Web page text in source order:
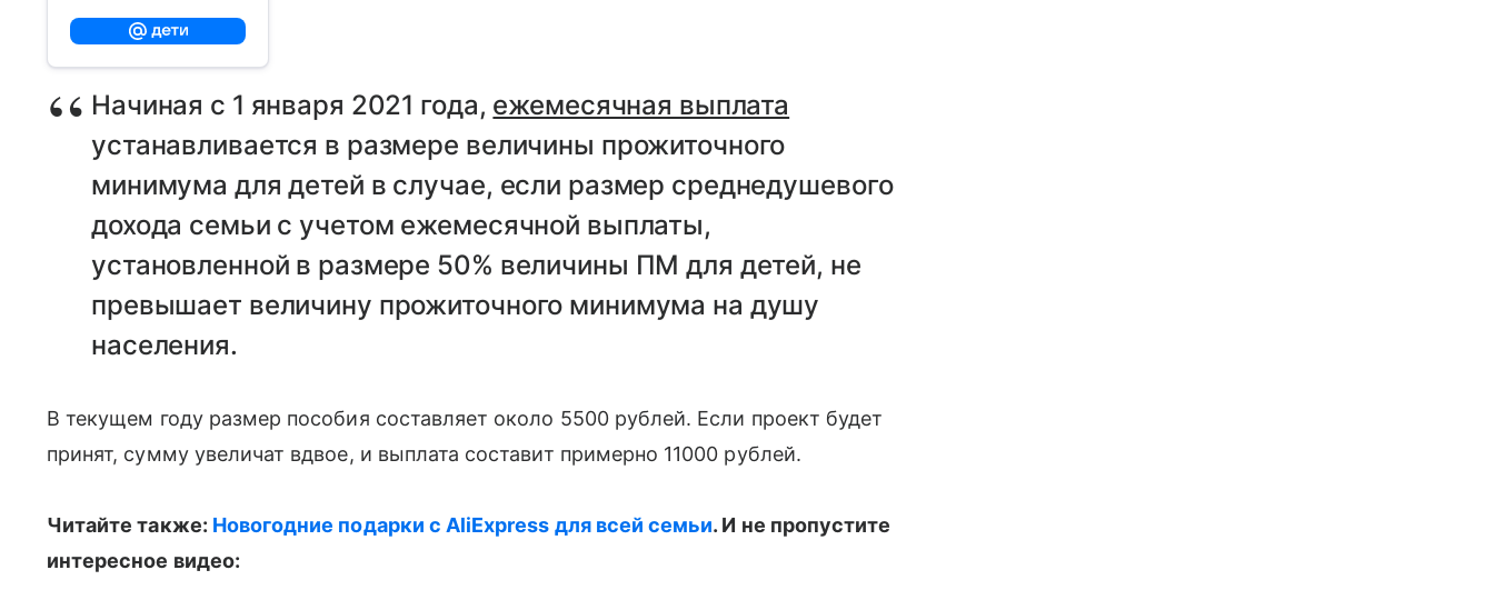
Начиная с 1 января 2021 года, ежемесячная выплата
устанавливается в размере величины прожиточного
минимума для детей в случае, если размер среднедушевого
дохода семьи с учетом ежемесячной выплаты,
установленной в размере 50% величины ПМ для детей, не
превышает величину прожиточного минимума на душу
населения.
В текущем году размер пособия составляет около 5500 рублей. Если проект будет
принят, сумму увеличат вдвое, и выплата составит примерно 11000 рублей.
Читайте также: Новогодние подарки с AliExpress для всей семьи. И не пропустите
интересное видео: